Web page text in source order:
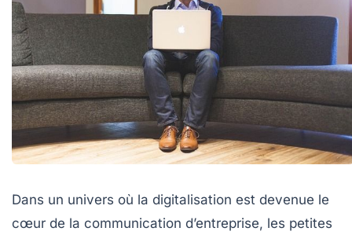
Dans un univers où la digitalisation est devenue le
cœur de la communication d’entreprise, les petites